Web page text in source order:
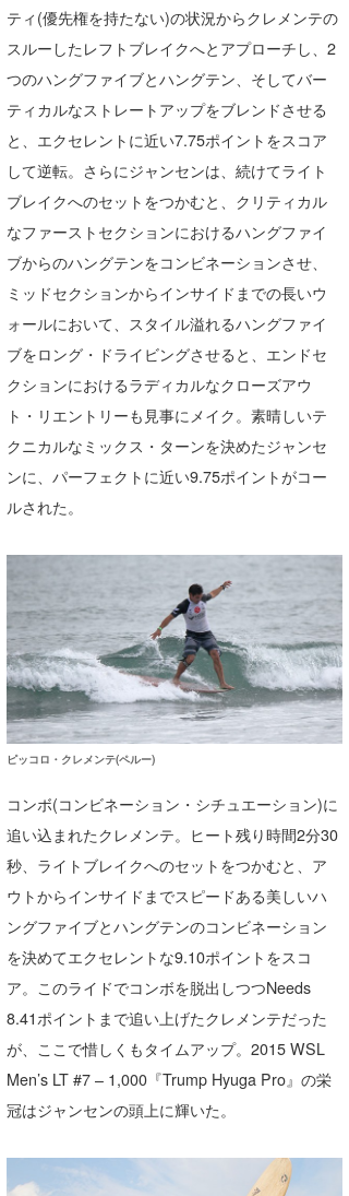
ティ(優先権を持たない)の状況からクレメンテの
スルーしたレフトブレイクへとアプローチし、2
つのハングファイブとハングテン、そしてバー
ティカルなストレートアップをブレンドさせる
と、エクセレントに近い7.75ポイントをスコア
して逆転。さらにジャンセンは、続けてライト
ブレイクへのセットをつかむと、クリティカル
なファーストセクションにおけるハングファイ
ブからのハングテンをコンビネーションさせ、
ミッドセクションからインサイドまでの長いウ
ォールにおいて、スタイル溢れるハングファイ
ブをロング・ドライビングさせると、エンドセ
クションにおけるラディカルなクローズアウ
ト・リエントリーも見事にメイク。素晴しいテ
クニカルなミックス・ターンを決めたジャンセ
ンに、パーフェクトに近い9.75ポイントがコー
ルされた。
ピッコロ・クレメンテ(ペルー)
コンボ(コンビネーション・シチュエーション)に
追い込まれたクレメンテ。ヒート残り時間2分30
秒、ライトブレイクへのセットをつかむと、ア
ウトからインサイドまでスピードある美しいハ
ングファイブとハングテンのコンビネーション
を決めてエクセレントな9.10ポイントをスコ
ア。このライドでコンボを脱出しつつNeeds
8.41ポイントまで追い上げたクレメンテだった
が、ここで惜しくもタイムアップ。2015 WSL
Men’s LT #7 – 1,000『Trump Hyuga Pro』の栄
冠はジャンセンの頭上に輝いた。